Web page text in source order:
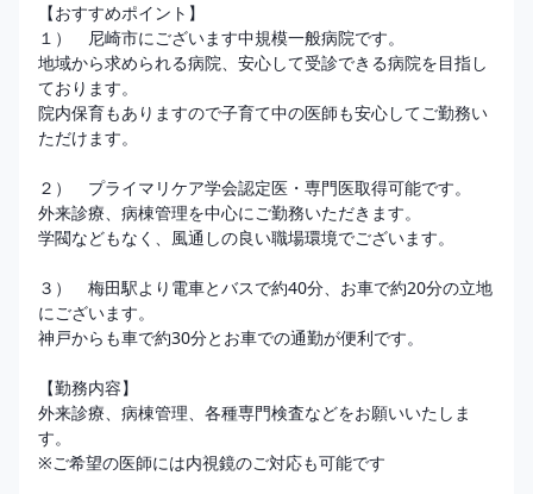
【おすすめポイント】
１）　尼崎市にございます中規模一般病院です。
地域から求められる病院、安心して受診できる病院を目指し
ております。
院内保育もありますので子育て中の医師も安心してご勤務い
ただけます。
２）　プライマリケア学会認定医・専門医取得可能です。
外来診療、病棟管理を中心にご勤務いただきます。
学閥などもなく、風通しの良い職場環境でございます。
３）　梅田駅より電車とバスで約40分、お車で約20分の立地
にございます。
神戸からも車で約30分とお車での通勤が便利です。
【勤務内容】
外来診療、病棟管理、各種専門検査などをお願いいたしま
す。
※ご希望の医師には内視鏡のご対応も可能です